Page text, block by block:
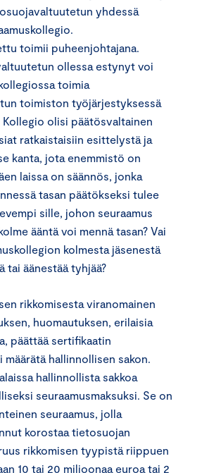
yhdessä
toimii puheenjohtajana.
ollessa estynyt voi
toimia
toimiston työjärjestyksessä
olisi päätösvaltainen
ratkaistaisiin esittelystä ja
kanta, jota enemmistö on
laissa on säännös, jonka
tasan päätökseksi tulee
sille, johon seuraamus
ääntä voi mennä tasan? Vai
kolmesta jäsenestä
tai äänestää tyhjää?
rikkomisesta viranomainen
huomautuksen, erilaisia
päättää sertifikaatin
hallinnollisen sakon.
hallinnollista sakkoa
seuraamusmaksuksi. Se on
seuraamus, jolla
korostaa tietosuojan
rikkomisen tyypistä riippuen
10 tai 20 miljoonaa euroa tai 2